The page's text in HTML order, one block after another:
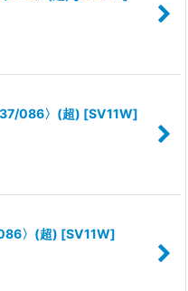
086〉(超) [SV11W]
〉(超) [SV11W]